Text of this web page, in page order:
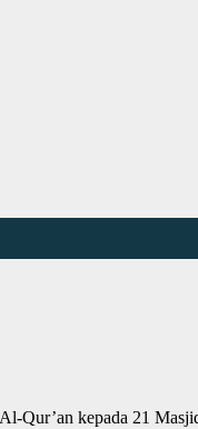
kepada 21